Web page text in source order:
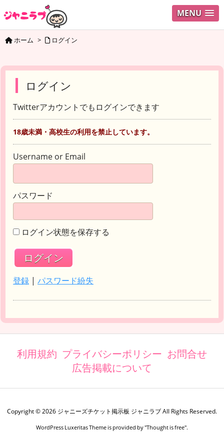
MENU
ホーム > ログイン
ログイン
Twitterアカウントでもログインできます
18歳未満・高校生の利用を禁止しています。
Username or Email
パスワード
ログイン状態を保存する
登録 | パスワード紛失
利用規約 プライバシーポリシー お問合せ
広告掲載について
Copyright ©2026 ジャニーズチケット掲示板 ジャニラブAll Rights Reserved.
WordPress Luxeritas Theme is provided by "Thought is free".